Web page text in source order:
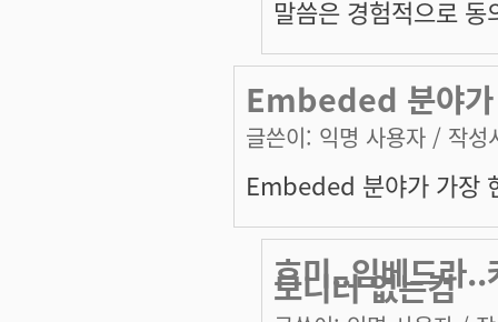
말씀은 경험적으로 동
Embeded 분야가
글쓴이: 익명 사용자 / 작성
Embeded 분야가 가장
흐미..임베드라..
모니터 없는컴